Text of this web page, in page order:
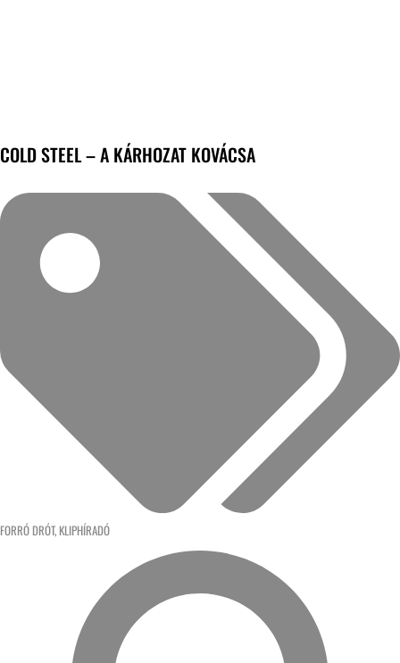
COLD STEEL – A KÁRHOZAT KOVÁCSA
FORRÓ DRÓT, KLIPHÍRADÓ